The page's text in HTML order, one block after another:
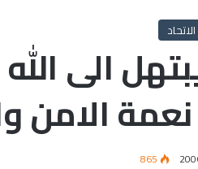
الاتحاد
الى
الامن
865